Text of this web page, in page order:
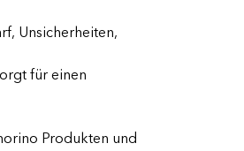
Unsicherheiten,
für einen
Produkten und